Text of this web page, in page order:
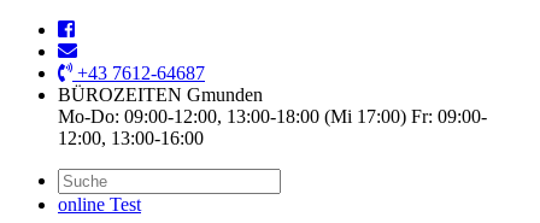
+43 7612-64687
BÜROZEITEN Gmunden
Mo-Do: 09:00-12:00, 13:00-18:00 (Mi 17:00) Fr: 09:00-
12:00, 13:00-16:00
online Test